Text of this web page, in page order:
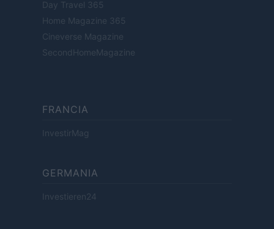
Day Travel 365
Home Magazine 365
Cineverse Magazine
SecondHomeMagazine
FRANCIA
InvestirMag
GERMANIA
Investieren24